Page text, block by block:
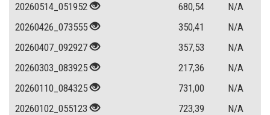
20260514_051952
680,54
N/A
20260426_073555
350,41
N/A
20260407_092927
357,53
N/A
20260303_083925
217,36
N/A
20260110_084325
731,00
N/A
20260102_055123
723,39
N/A